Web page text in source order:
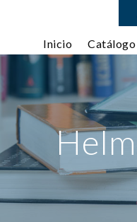
Inicio Catálogo